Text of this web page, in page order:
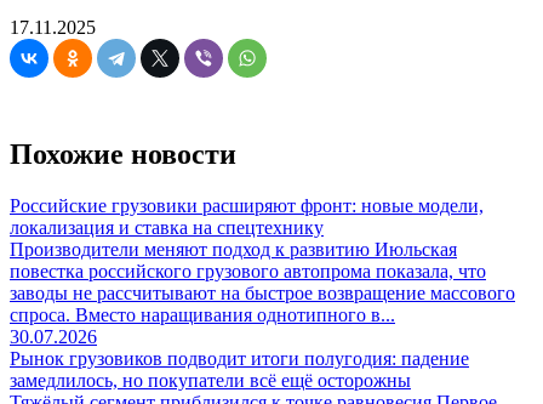
17.11.2025
Похожие новости
Российские грузовики расширяют фронт: новые модели,
локализация и ставка на спецтехнику
Производители меняют подход к развитию Июльская
повестка российского грузового автопрома показала, что
заводы не рассчитывают на быстрое возвращение массового
спроса. Вместо наращивания однотипного в...
30.07.2026
Рынок грузовиков подводит итоги полугодия: падение
замедлилось, но покупатели всё ещё осторожны